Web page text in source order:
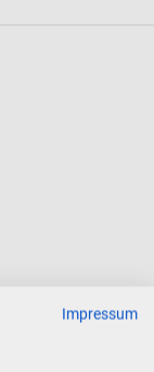
Impressum